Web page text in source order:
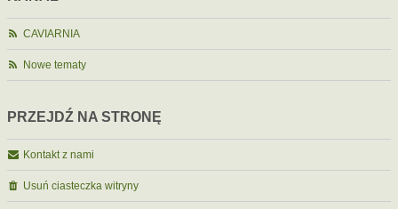
CAVIARNIA
Nowe tematy
PRZEJDŹ NA STRONĘ
Kontakt z nami
Usuń ciasteczka witryny